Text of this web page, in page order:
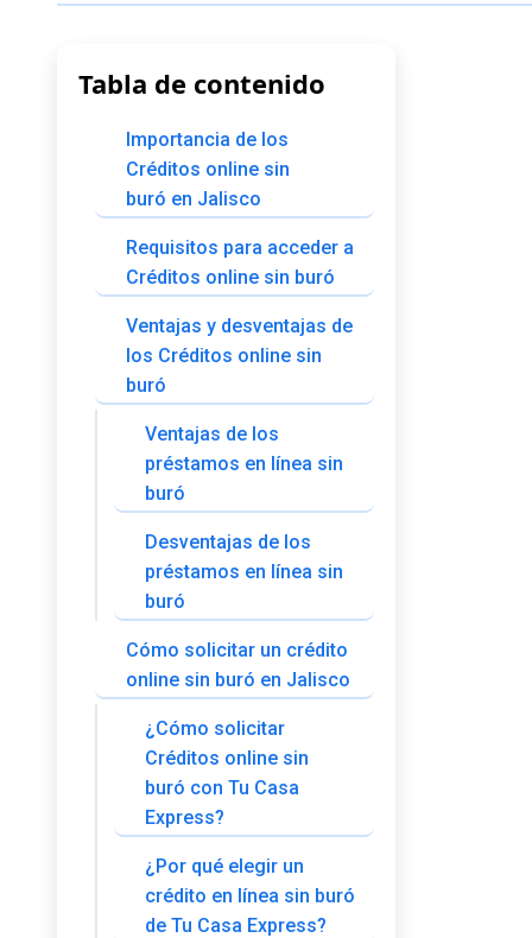
Tabla de contenido
Importancia de los
Créditos online sin
buró en Jalisco
Requisitos para acceder a
Créditos online sin buró
Ventajas y desventajas de
los Créditos online sin
buró
Ventajas de los
préstamos en línea sin
buró
Desventajas de los
préstamos en línea sin
buró
Cómo solicitar un crédito
online sin buró en Jalisco
¿Cómo solicitar
Créditos online sin
buró con Tu Casa
Express?
¿Por qué elegir un
crédito en línea sin buró
de Tu Casa Express?